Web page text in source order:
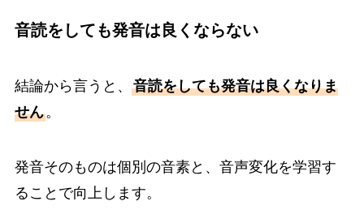
音読をしても発音は良くならない
結論から言うと、 音読をしても発音は良くなりま
せん。
発音そのものは個別の音素と、音声変化を学習す
ることで向上します。